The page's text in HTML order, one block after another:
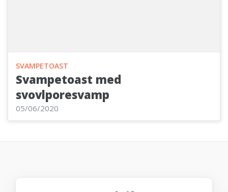
SVAMPETOAST
Svampetoast med
svovlporesvamp
05/06/2020